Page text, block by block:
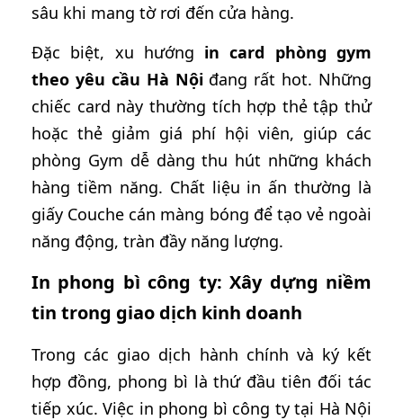
sâu khi mang tờ rơi đến cửa hàng.
Đặc biệt, xu hướng in card phòng gym
theo yêu cầu Hà Nộiđang rất hot. Những
chiếc card này thường tích hợp thẻ tập thử
hoặc thẻ giảm giá phí hội viên, giúp các
phòng Gym dễ dàng thu hút những khách
hàng tiềm năng. Chất liệu in ấn thường là
giấy Couche cán màng bóng để tạo vẻ ngoài
năng động, tràn đầy năng lượng.
In phong bì công ty: Xây dựng niềm
tin trong giao dịch kinh doanh
Trong các giao dịch hành chính và ký kết
hợp đồng, phong bì là thứ đầu tiên đối tác
tiếp xúc. Việc in phong bì công ty tại Hà Nội